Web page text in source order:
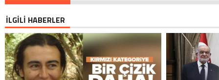
İLGİLİ HABERLER